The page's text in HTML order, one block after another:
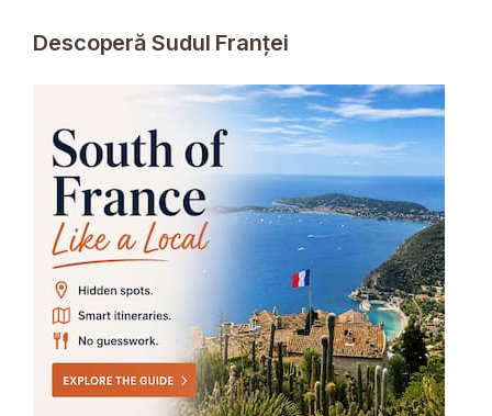
Descoperă Sudul Franței